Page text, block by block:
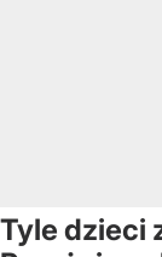
Tyle dzieci